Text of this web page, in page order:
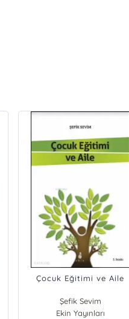
Çocuk Eğitimi ve Aile
Şefik Sevim
Ekin Yayınları